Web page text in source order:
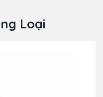
Loại